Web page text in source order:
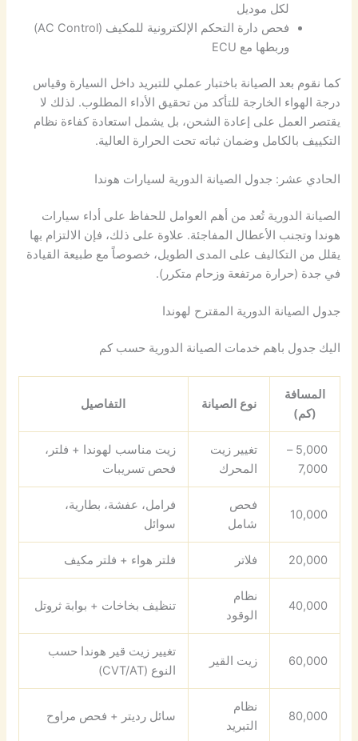
لكل موديل
فحص دارة التحكم الإلكترونية للمكيف (AC Control)
وربطها مع ECU
كما نقوم بعد الصيانة باختبار عملي للتبريد داخل السيارة وقياس
درجة الهواء الخارجة للتأكد من تحقيق الأداء المطلوب. لذلك لا
يقتصر العمل على إعادة الشحن، بل يشمل استعادة كفاءة نظام
التكييف بالكامل وضمان ثباته تحت الحرارة العالية.
الحادي عشر: جدول الصيانة الدورية لسيارات هوندا
الصيانة الدورية تُعد من أهم العوامل للحفاظ على أداء سيارات
هوندا وتجنب الأعطال المفاجئة. علاوة على ذلك، فإن الالتزام بها
يقلل من التكاليف على المدى الطويل، خصوصاً مع طبيعة القيادة
في جدة (حرارة مرتفعة وزحام متكرر).
جدول الصيانة الدورية المقترح لهوندا
اليك جدول باهم خدمات الصيانة الدورية حسب كم
المسافة
(كم)
نوع الصيانة التفاصيل
5,000 –
7,000
تغيير زيت
المحرك
زيت مناسب لهوندا + فلتر،
فحص تسريبات
10,000
فحص
شامل
فرامل، عفشة، بطارية،
سوائل
20,000 فلاتر فلتر هواء + فلتر مكيف
40,000
نظام
الوقود
تنظيف بخاخات + بوابة ثروتل
60,000 زيت القير
تغيير زيت قير هوندا حسب
النوع (CVT/AT)
80,000
نظام
التبريد
سائل رديتر + فحص مراوح